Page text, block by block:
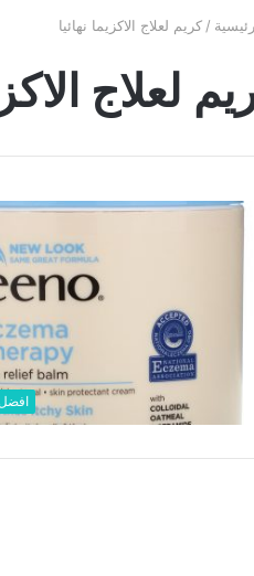
/ كريم لعلاج الاكزيما نهائيا
لعلاج